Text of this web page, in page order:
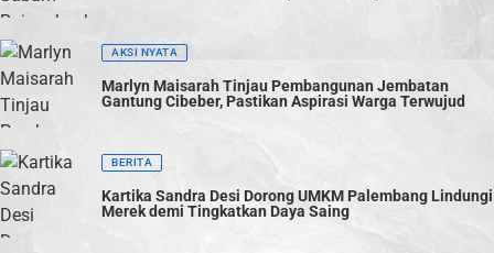
AKSI NYATA
Marlyn Maisarah Tinjau Pembangunan Jembatan
Gantung Cibeber, Pastikan Aspirasi Warga Terwujud
BERITA
Kartika Sandra Desi Dorong UMKM Palembang Lindungi
Merek demi Tingkatkan Daya Saing